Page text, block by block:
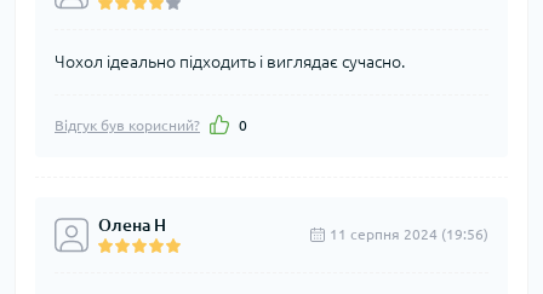
Чохол ідеально підходить і виглядає сучасно.
Відгук був корисний? 0
Олена Н 11 серпня 2024 (19:56)